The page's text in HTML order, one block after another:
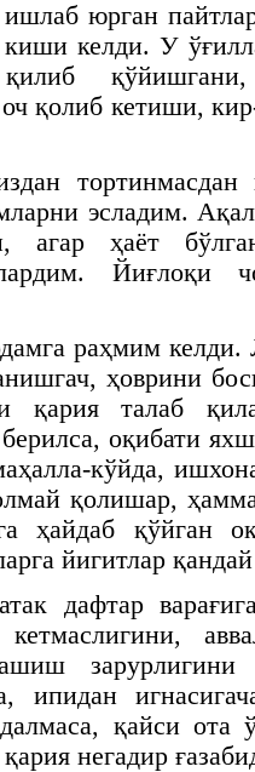
ишлаб юрган
келди. У
қилиб
қолиб кетиши,
тортинмасдан
эсладим.
агар ҳаёт
Йиғлоқи
раҳмим келди.
ҳоврини
қария талаб
берилса, оқибати
кўйда,
қолишар,
ҳайдаб қўйган
йигитлар
дафтар
ипидан
қайси ота
негадир